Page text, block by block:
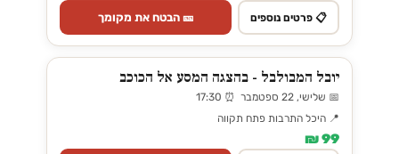
📋 פרטים נוספים 🎫 הבטח את מקומך
יובל המבולבל - בהצגה המסע אל הכוכב
📅 שלישי, 22 ספטמבר ⏰ 17:30
📍 היכל התרבות פתח תקווה
99 ₪